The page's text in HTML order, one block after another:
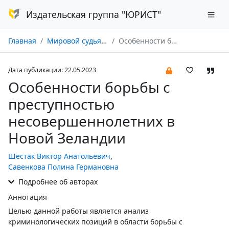
Издательская группа "ЮРИСТ"
Главная Мировой судья № 06/2023 Особенности борьбы с преступностью несовершеннолетних в Новой Зеландии
Дата публикации: 22.05.2023
Особенности борьбы с
преступностью
несовершеннолетних в
Новой Зеландии
Шестак Виктор Анатольевич,
Савенкова Полина Германовна
Подробнее об авторах
Аннотация
Целью данной работы является анализ
криминологических позиций в области борьбы с